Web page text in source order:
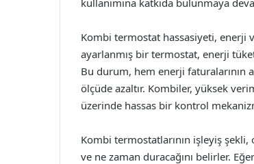
kullanımına katkıda bulunmaya
Kombi termostat hassasiyeti, enerji
ayarlanmış bir termostat, enerji
Bu durum, hem enerji faturalarının
ölçüde azaltır. Kombiler, yüksek
üzerinde hassas bir kontrol
Kombi termostatlarının işleyiş şekli,
ve ne zaman duracağını belirler.